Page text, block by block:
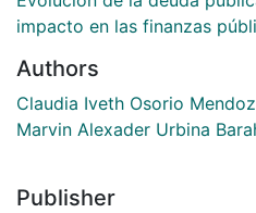
impacto en las finanzas
Authors
Claudia Iveth Osorio
Marvin Alexader Urbina
Publisher